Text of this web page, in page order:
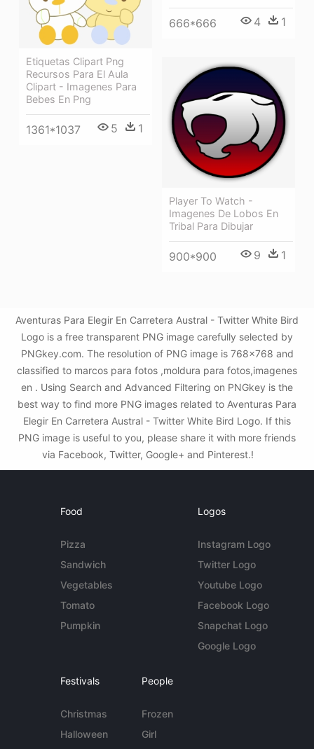
666*666 4 1
Etiquetas Clipart Png
Recursos Para El Aula
Clipart - Imagenes Para
Bebes En Png
1361*1037 5 1
Player To Watch -
Imagenes De Lobos En
Tribal Para Dibujar
900*900 9 1
Aventuras Para Elegir En Carretera Austral - Twitter White Bird
Logo is a free transparent PNG image carefully selected by
PNGkey.com. The resolution of PNG image is 768x768 and
classified to marcos para fotos ,moldura para fotos,imagenes
en . Using Search and Advanced Filtering on PNGkey is the
best way to find more PNG images related to Aventuras Para
Elegir En Carretera Austral - Twitter White Bird Logo. If this
PNG image is useful to you, please share it with more friends
via Facebook, Twitter, Google+ and Pinterest.!
Food
Pizza
Sandwich
Vegetables
Tomato
Pumpkin
Logos
Instagram Logo
Twitter Logo
Youtube Logo
Facebook Logo
Snapchat Logo
Google Logo
Festivals
Christmas
Halloween
People
Frozen
Girl